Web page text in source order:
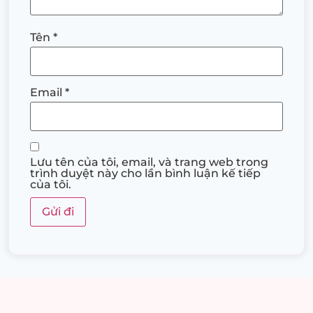
Tên *
Email *
Lưu tên của tôi, email, và trang web trong
trình duyệt này cho lần bình luận kế tiếp
của tôi.